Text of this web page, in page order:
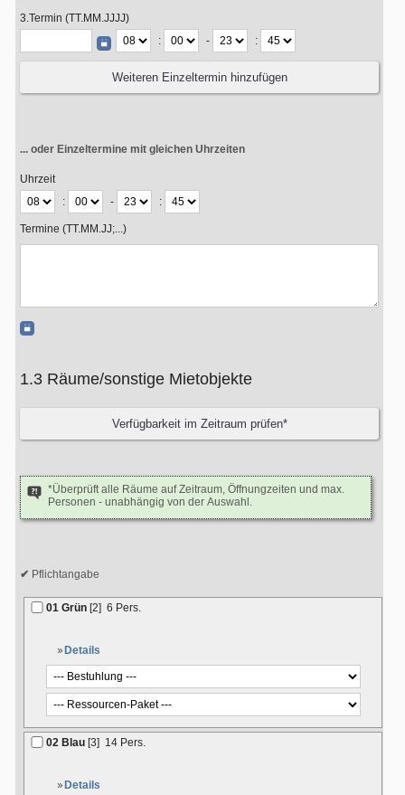
3.Termin (TT.MM.JJJJ)
:
- :
... oder Einzeltermine mit gleichen Uhrzeiten
Uhrzeit
:
- :
Termine (TT.MM.JJ;...)
1.3 Räume/sonstige Mietobjekte
*Überprüft alle Räume auf Zeitraum, Öffnungzeiten und max.
Personen - unabhängig von der Auswahl.
Pflichtangabe
01 Grün [2] 6 Pers.
Details
02 Blau [3] 14 Pers.
Details